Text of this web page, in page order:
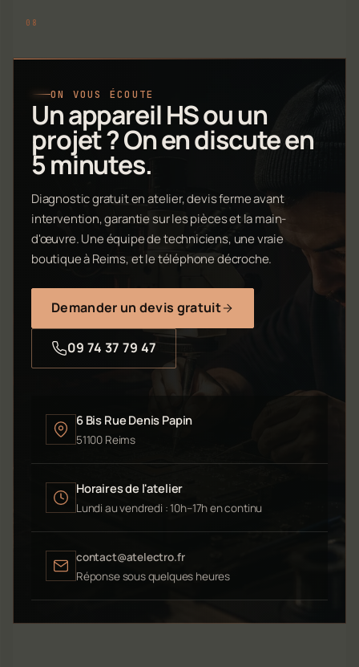
ON VOUS ÉCOUTE
Un appareil HS ou un
projet ? On en discute en
5 minutes.
Diagnostic gratuit en atelier, devis ferme avant
intervention, garantie sur les pièces et la main-
d'œuvre. Une équipe de techniciens, une vraie
boutique à Reims, et le téléphone décroche.
Demander un devis gratuit
09 74 37 79 47
6 Bis Rue Denis Papin
51100 Reims
Horaires de l'atelier
Lundi au vendredi : 10h–17h en continu
contact@atelectro.fr
Réponse sous quelques heures